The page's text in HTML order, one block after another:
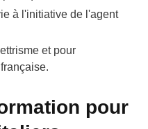
à l'initiative de l'agent
et pour
pour